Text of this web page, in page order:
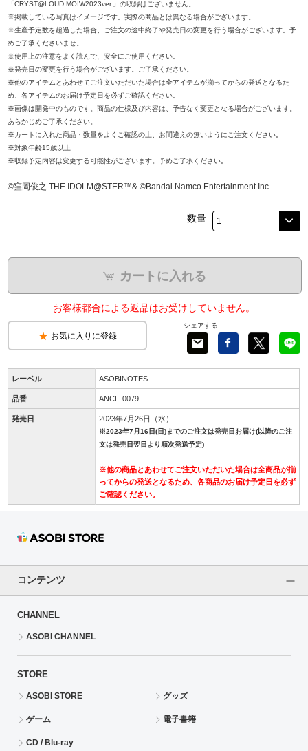
「CRYST@LOUD MOIW2023ver.」の収録はございません。
※掲載している写真はイメージです。実際の商品とは異なる場合がございます。
※生産予定数を超過した場合、ご注文の途中終了や発売日の変更を行う場合がございます。予
めご了承くださいませ。
※使用上の注意をよく読んで、安全にご使用ください。
※発売日の変更を行う場合がございます。ご了承ください。
※他のアイテムとあわせてご注文いただいた場合は全アイテムが揃ってからの発送となるた
め、各アイテムのお届け予定日を必ずご確認ください。
※画像は開発中のものです。商品の仕様及び内容は、予告なく変更となる場合がございます。
あらかじめご了承ください。
※カートに入れた商品・数量をよくご確認の上、お間違えの無いようにご注文ください。
※対象年齢15歳以上
※収録予定内容は変更する可能性がございます。予めご了承ください。
©窪岡俊之 THE IDOLM@STER™& ©Bandai Namco Entertainment Inc.
数量
カートに入れる
お客様都合による返品はお受けしていません。
お気に入りに登録
シェアする
レーベル ASOBINOTES
品番 ANCF-0079
発売日 2023年7月26日（水）
※2023年7月16日(日)までのご注文は発売日お届け(以降のご注
文は発売日翌日より順次発送予定)
※他の商品とあわせてご注文いただいた場合は全商品が揃
ってからの発送となるため、各商品のお届け予定日を必ず
ご確認ください。
コンテンツ
CHANNEL
ASOBI CHANNEL
STORE
ASOBI STORE グッズ
ゲーム 電子書籍
CD / Blu-ray